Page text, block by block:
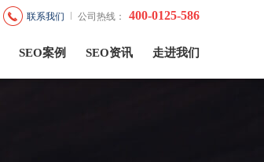
SEO案例 SEO资讯 走进我们
联系我们 公司热线： 400-0125-586